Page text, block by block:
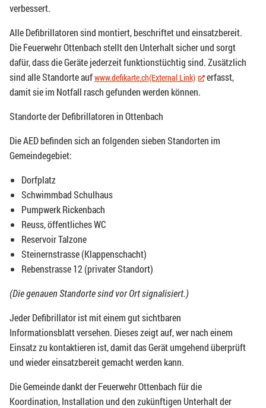
verbessert.
Alle Defibrillatoren sind montiert, beschriftet und einsatzbereit.
Die Feuerwehr Ottenbach stellt den Unterhalt sicher und sorgt
dafür, dass die Geräte jederzeit funktionstüchtig sind. Zusätzlich
sind alle Standorte aufwww.defikarte.ch(External Link) (External Link)
erfasst,
damit sie im Notfall rasch gefunden werden können.
Standorte der Defibrillatoren in Ottenbach
Die AED befinden sich an folgenden sieben Standorten im
Gemeindegebiet:
Dorfplatz
Schwimmbad Schulhaus
Pumpwerk Rickenbach
Reuss, öffentliches WC
Reservoir Talzone
Steinernstrasse (Klappenschacht)
Rebenstrasse 12 (privater Standort)
(Die genauen Standorte sind vor Ort signalisiert.)
Jeder Defibrillator ist mit einem gut sichtbaren
Informationsblatt versehen. Dieses zeigt auf, wer nach einem
Einsatz zu kontaktieren ist, damit das Gerät umgehend überprüft
und wieder einsatzbereit gemacht werden kann.
Die Gemeinde dankt der Feuerwehr Ottenbach für die
Koordination, Installation und den zukünftigen Unterhalt der